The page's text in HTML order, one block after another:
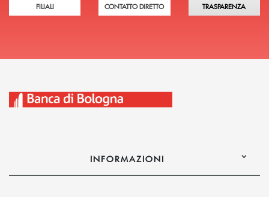
FILIALI CONTATTO DIRETTO TRASPARENZA
INFORMAZIONI